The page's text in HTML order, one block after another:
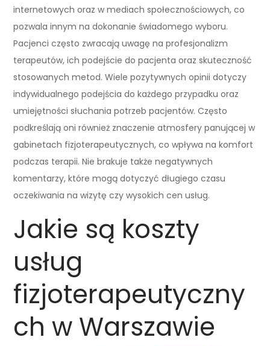
internetowych oraz w mediach społecznościowych, co
pozwala innym na dokonanie świadomego wyboru.
Pacjenci często zwracają uwagę na profesjonalizm
terapeutów, ich podejście do pacjenta oraz skuteczność
stosowanych metod. Wiele pozytywnych opinii dotyczy
indywidualnego podejścia do każdego przypadku oraz
umiejętności słuchania potrzeb pacjentów. Często
podkreślają oni również znaczenie atmosfery panującej w
gabinetach fizjoterapeutycznych, co wpływa na komfort
podczas terapii. Nie brakuje także negatywnych
komentarzy, które mogą dotyczyć długiego czasu
oczekiwania na wizytę czy wysokich cen usług.
Jakie są koszty
usług
fizjoterapeutyczny
ch w Warszawie